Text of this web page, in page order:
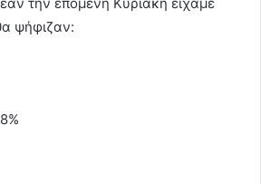
την επόμενη Κυριακή είχαμε
ψήφιζαν: